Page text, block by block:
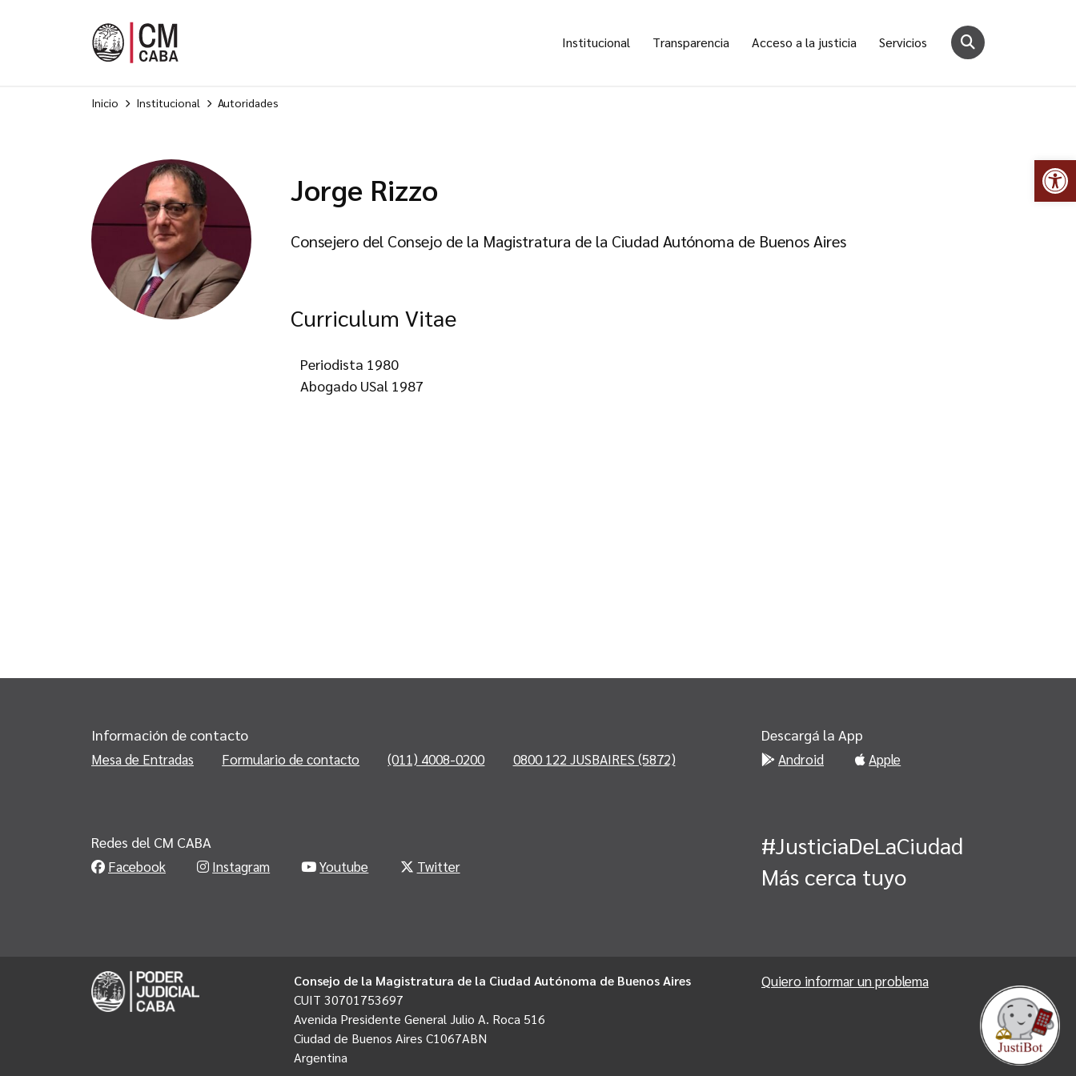
Institucional Transparencia Acceso a la justicia Servicios
Inicio Institucional Autoridades
Jorge Rizzo
Consejero del Consejo de la Magistratura de la Ciudad Autónoma de Buenos Aires
Curriculum Vitae
Periodista 1980
Abogado USal 1987
Información de contacto
Mesa de Entradas Formulario de contacto (011) 4008-0200 0800 122 JUSBAIRES (5872)
Descargá la App
Android Apple
Redes del CM CABA
Facebook Instagram Youtube Twitter
#JusticiaDeLaCiudad
Más cerca tuyo
Consejo de la Magistratura de la Ciudad Autónoma de Buenos Aires
CUIT 30701753697
Avenida Presidente General Julio A. Roca 516
Ciudad de Buenos Aires C1067ABN
Argentina
Quiero informar un problema